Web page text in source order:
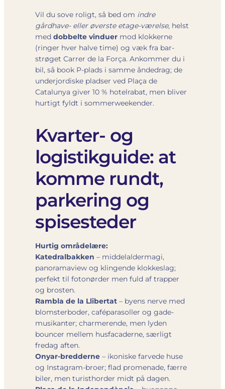
Vil du sove roligt, så bed om indre
gårdhave- eller øverste etage-værelse, helst
med dobbelte vinduer mod klokkerne
(ringer hver halve time) og væk fra bar-
strøget Carrer de la Força. Ankommer du i
bil, så book P-plads i samme åndedrag; de
underjordiske pladser ved Plaça de
Catalunya giver 10 % hotelrabat, men bliver
hurtigt fyldt i sommerweekender.
Kvarter- og
logistikguide: at
komme rundt,
parkering og
spisesteder
Hurtig områdelære:
Katedralbakken – middelaldermagi,
panoramaview og klingende klokkeslag;
perfekt til fotonørder men fuld af trapper
og brosten.
Rambla de la Llibertat – byens nerve med
blomsterboder, caféparasoller og gade-
musikanter; charmerende, men lyden
bouncer mellem husfacaderne, særligt
fredag aften.
Onyar-bredderne – ikoniske farvede huse
og Instagram-broer; flad promenade, færre
biler, men turisthorder midt på dagen.